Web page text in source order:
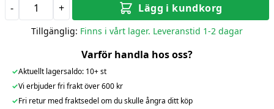
- + Lägg i kundkorg
Tillgänglig: Finns i vårt lager. Leveranstid 1-2 dagar
Varför handla hos oss?
✓Aktuellt lagersaldo: 10+ st
✓Vi erbjuder fri frakt över 600 kr
✓Fri retur med fraktsedel om du skulle ångra ditt köp